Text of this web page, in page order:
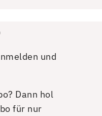
und
Dann hol
für nur